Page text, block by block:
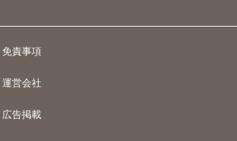
免責事項
運営会社
広告掲載